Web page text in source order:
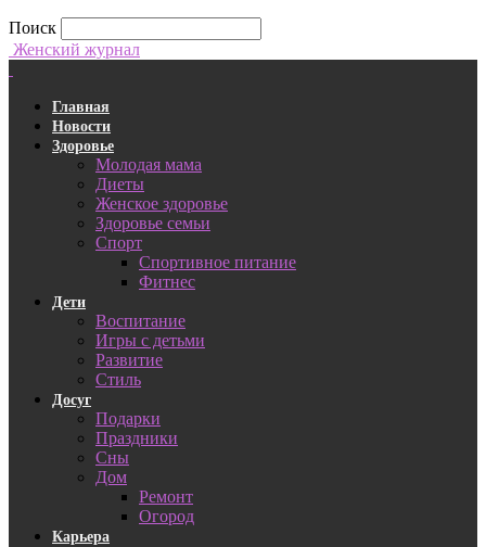
Поиск
Женский журнал
Главная
Новости
Здоровье
Молодая мама
Диеты
Женское здоровье
Здоровье семьи
Спорт
Спортивное питание
Фитнес
Дети
Воспитание
Игры с детьми
Развитие
Стиль
Досуг
Подарки
Праздники
Сны
Дом
Ремонт
Огород
Карьера